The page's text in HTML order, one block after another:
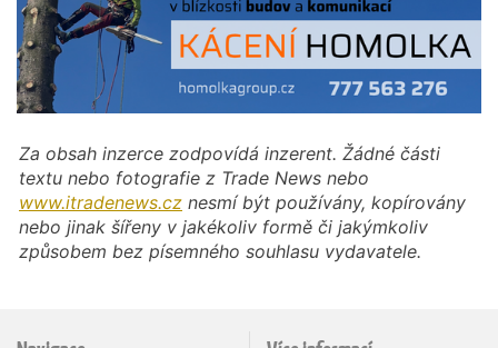
Za obsah inzerce zodpovídá inzerent. Žádné části
textu nebo fotografie z Trade News nebo
www.itradenews.cz nesmí být používány, kopírovány
nebo jinak šířeny v jakékoliv formě či jakýmkoliv
způsobem bez písemného souhlasu vydavatele.